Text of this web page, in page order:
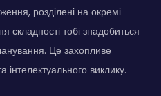
розділені на окремі
складності тобі знадобиться
Це захопливе
інтелектуального виклику.